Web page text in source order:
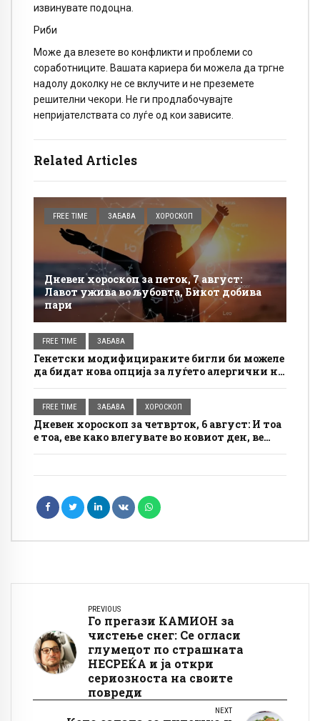
Related Articles
FREE TIME ЗАБАВА ХОРОСКОП
Дневен хороскоп за петок, 7 август:
Лавот ужива во љубовта, Бикот добива
пари
FREE TIME ЗАБАВА
Генетски модифицираните бигли би можеле
да бидат нова опција за луѓето алергични на
FREE TIME ЗАБАВА ХОРОСКОП
Дневен хороскоп за четврток, 6 август: И тоа
е тоа, еве како влегувате во новиот ден, ве
извинувате подоцна.
Риби
Може да влезете во конфликти и проблеми со
соработниците. Вашата кариера би можела да тргне
надолу доколку не се вклучите и не преземете
решителни чекори. Не ги продлабочувајте
непријателствата со луѓе од кои зависите.
PREVIOUS
Го прегази КАМИОН за
чистење снег: Се огласи
глумецот по страшната
НЕСРЕЌА и ја откри
сериозноста на своите
повреди
NEXT